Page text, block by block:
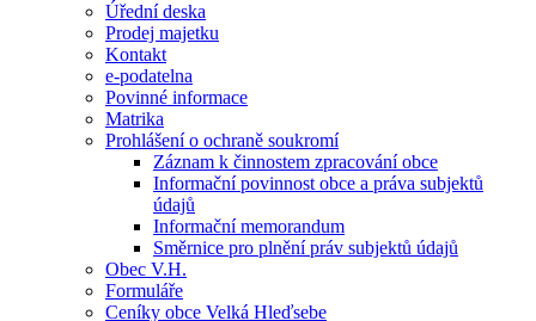
Úřední deska
Prodej majetku
Kontakt
e-podatelna
Povinné informace
Matrika
Prohlášení o ochraně soukromí
Záznam k činnostem zpracování obce
Informační povinnost obce a práva subjektů
údajů
Informační memorandum
Směrnice pro plnění práv subjektů údajů
Obec V.H.
Formuláře
Ceníky obce Velká Hleďsebe